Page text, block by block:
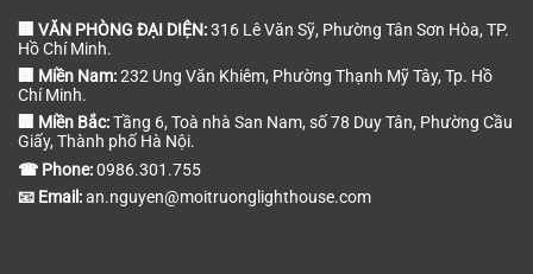
🏢 VĂN PHÒNG ĐẠI DIỆN:316 Lê Văn Sỹ, Phường Tân Sơn Hòa, TP.
Hồ Chí Minh.
🏢 Miền Nam:232 Ung Văn Khiêm, Phường Thạnh Mỹ Tây, Tp. Hồ
Chí Minh.
🏢 Miền Bắc:Tầng 6, Toà nhà San Nam, số 78 Duy Tân, Phường Cầu
Giấy, Thành phố Hà Nội.
☎ Phone:0986.301.755
📧 Email:an.nguyen@moitruonglighthouse.com